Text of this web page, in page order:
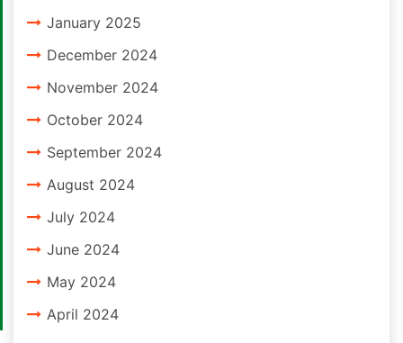
January 2025
December 2024
November 2024
October 2024
September 2024
August 2024
July 2024
June 2024
May 2024
April 2024